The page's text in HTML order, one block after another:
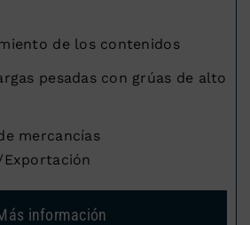
de los contenidos
pesadas con grúas de alto
mercancías
información